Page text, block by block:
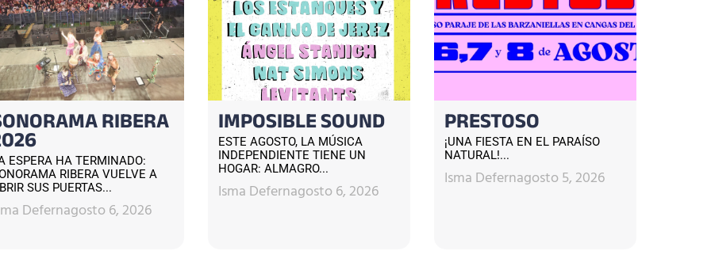
RIBERA
ESPERA HA TERMINADO:
RIBERA VUELVE A
SUS PUERTAS...
Defernagosto 6, 2026
IMPOSIBLE SOUND
ESTE AGOSTO, LA MÚSICA
INDEPENDIENTE TIENE UN
HOGAR: ALMAGRO...
Isma Defernagosto 6, 2026
PRESTOSO
¡UNA FIESTA EN EL PARAÍSO
NATURAL!...
Isma Defernagosto 5, 2026